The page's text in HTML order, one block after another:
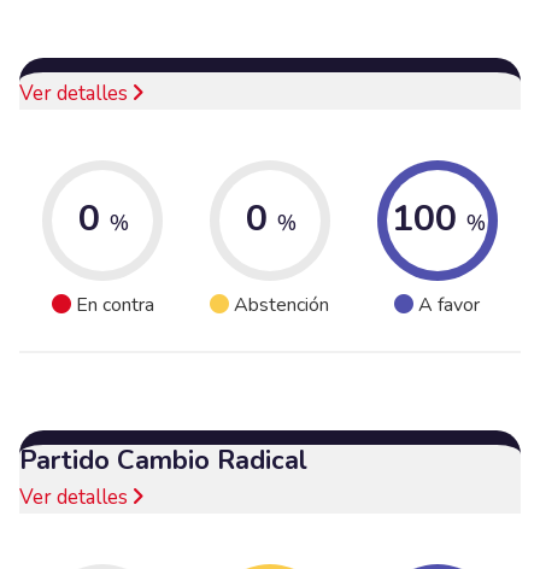
Ver detalles
0 %
En contra
0 %
Abstención
100 %
A favor
Partido Cambio Radical
Ver detalles